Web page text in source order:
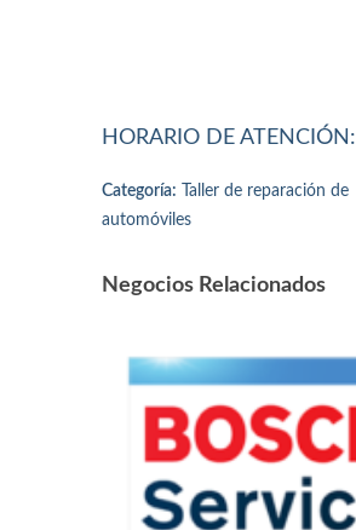
HORARIO DE ATENCIÓN:
Categoría: Taller de reparación de
automóviles
Negocios Relacionados